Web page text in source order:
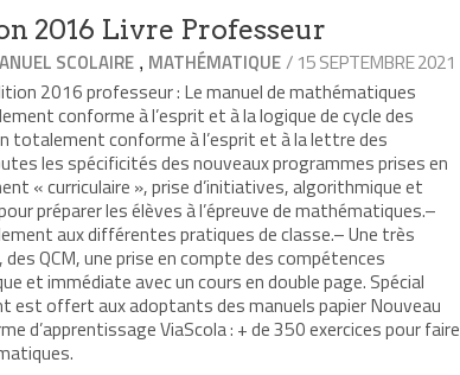
2016 Livre Professeur
SCOLAIRE , MATHÉMATIQUE/ 15 SEPTEMBRE 2021
2016 professeur : Le manuel de mathématiques
conforme à l’esprit et à la logique de cycle des
totalement conforme à l’esprit et à la lettre des
les spécificités des nouveaux programmes prises en
« curriculaire », prise d’initiatives, algorithmique et
préparer les élèves à l’épreuve de mathématiques.–
aux différentes pratiques de classe.– Une très
QCM, une prise en compte des compétences
et immédiate avec un cours en double page. Spécial
est offert aux adoptants des manuels papier Nouveau
d’apprentissage ViaScola : + de 350 exercices pour faire